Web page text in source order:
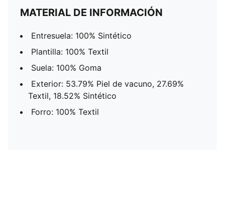
MATERIAL DE INFORMACIÓN
Entresuela: 100% Sintético
Plantilla: 100% Textil
Suela: 100% Goma
Exterior: 53.79% Piel de vacuno, 27.69%
Textil, 18.52% Sintético
Forro: 100% Textil